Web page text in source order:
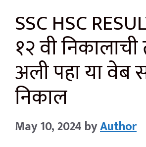
SSC HSC
१२ वी
अली पहा या वेब
निकाल
May 10, 2024 byAuthor